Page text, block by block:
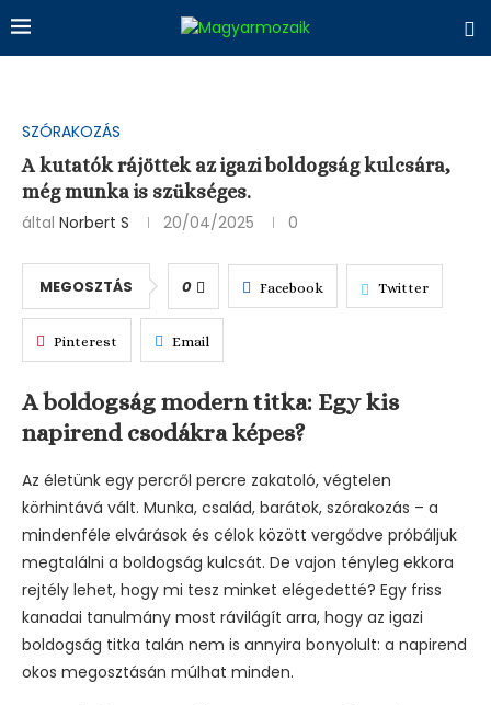
SZÓRAKOZÁS
A kutatók rájöttek az igazi boldogság kulcsára,
még munka is szükséges.
által Norbert S 20/04/2025 0
MEGOSZTÁS 0 Facebook Twitter
Pinterest Email
A boldogság modern titka: Egy kis
napirend csodákra képes?
Az életünk egy percről percre zakatoló, végtelen
körhintává vált. Munka, család, barátok, szórakozás – a
mindenféle elvárások és célok között vergődve próbáljuk
megtalálni a boldogság kulcsát. De vajon tényleg ekkora
rejtély lehet, hogy mi tesz minket elégedetté? Egy friss
kanadai tanulmány most rávilágít arra, hogy az igazi
boldogság titka talán nem is annyira bonyolult: a napirend
okos megosztásán múlhat minden.